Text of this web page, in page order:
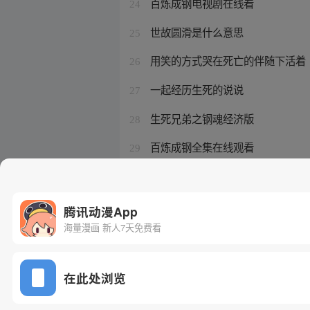
24
25 世故圆滑是什么意思
26 用笑的方式哭在死亡的伴随下活着
27 一起经历生死的说说
28 生死兄弟之钢魂经济版
29 百炼成钢全集在线观看
腾讯动漫App
海量漫画 新人7天免费看
在此处浏览